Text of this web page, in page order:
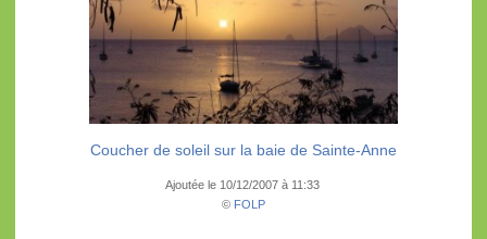
Coucher de soleil sur la baie de Sainte-Anne
Ajoutée le 10/12/2007 à 11:33
© FOLP